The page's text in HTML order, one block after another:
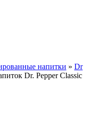
напитки » Dr
Dr. Pepper Classic